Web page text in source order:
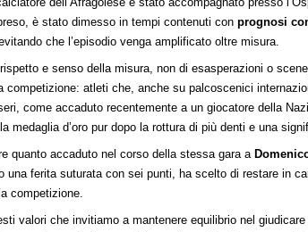
è stato dimesso in tempi contenuti con prognosi
che l’episodio venga amplificato oltre misura.
e senso della misura, non di esasperazioni o
atleti che, anche su palcoscenici
come accaduto recentemente a un giocatore della
medaglia d’oro pur dopo la rottura di più denti e una
quanto accaduto nel corso della stessa gara a
una ferita suturata con sei punti, ha scelto di restare in
competizione.
valori che invitiamo a mantenere equilibrio nel